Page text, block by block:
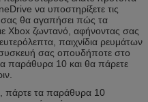
να υποστηρίξετε τις
θα αγαπήσει πώς τα
Xbox ζωντανό, αφήνοντας σας
παιχνίδια ρευμάτων
σας οπουδήποτε στο
παράθυρα 10 και θα πάρετε
πάρτε τα παράθυρα 10